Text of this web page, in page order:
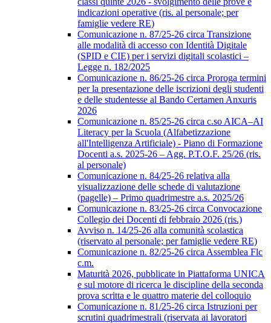
indicazioni operative (ris. al personale; per
famiglie vedere RE)
Comunicazione n. 87/25-26 circa Transizione
alle modalità di accesso con Identità Digitale
(SPID e CIE) per i servizi digitali scolastici –
Legge n. 182/2025
Comunicazione n. 86/25-26 circa Proroga termini
per la presentazione delle iscrizioni degli studenti
e delle studentesse al Bando Certamen Anxuris
2026
Comunicazione n. 85/25-26 circa c.so AICA–AI
Literacy per la Scuola (Alfabetizzazione
all'Intelligenza Artificiale) - Piano di Formazione
Docenti a.s. 2025-26 – Agg. P.T.O.F. 25/26 (ris.
al personale)
Comunicazione n. 84/25-26 relativa alla
visualizzazione delle schede di valutazione
(pagelle) – Primo quadrimestre a.s. 2025/26
Comunicazione n. 83/25-26 circa Convocazione
Collegio dei Docenti di febbraio 2026 (ris.)
Avviso n. 14/25-26 alla comunità scolastica
(riservato al personale; per famiglie vedere RE)
Comunicazione n. 82/25-26 circa Assemblea Flc
c.m.
Maturità 2026, pubblicate in Piattaforma UNICA
e sul motore di ricerca le discipline della seconda
prova scritta e le quattro materie del colloquio
Comunicazione n. 81/25-26 circa Istruzioni per
scrutini quadrimestrali (riservata ai lavoratori